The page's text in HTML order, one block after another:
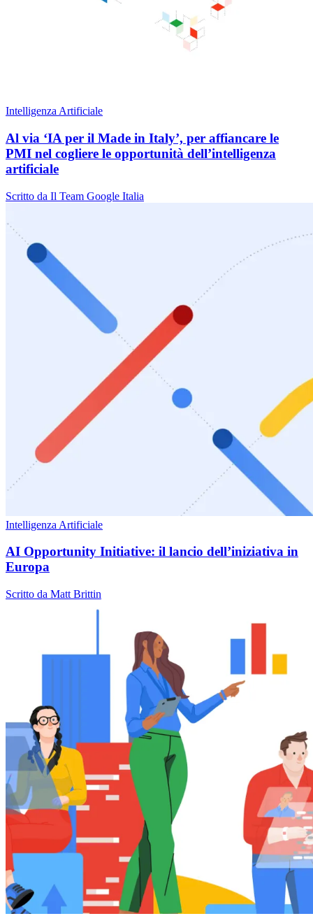
Intelligenza Artificiale
Al via ‘IA per il Made in Italy’, per affiancare le
PMI nel cogliere le opportunità dell’intelligenza
artificiale
Scritto da Il Team Google Italia
Intelligenza Artificiale
AI Opportunity Initiative: il lancio dell’iniziativa in
Europa
Scritto da Matt Brittin